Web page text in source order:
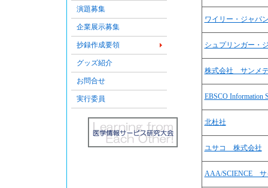
演題募集
企業展示募集
抄録作成要領
グッズ紹介
お問合せ
実行委員
ワイリー・ジャパ
シュプリンガー・
株式会社 サンメ
EBSCO Information
北杜社
ユサコ 株式会社
AAA/SCIENCE サ